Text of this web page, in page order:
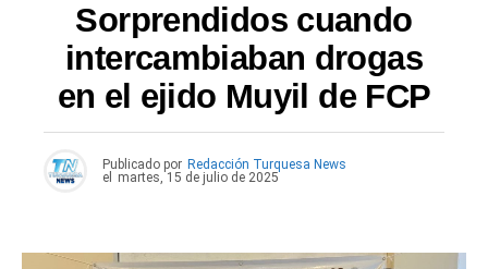
Sorprendidos cuando
intercambiaban drogas
en el ejido Muyil de FCP
Publicado por Redacción Turquesa News
el
martes, 15 de julio de 2025